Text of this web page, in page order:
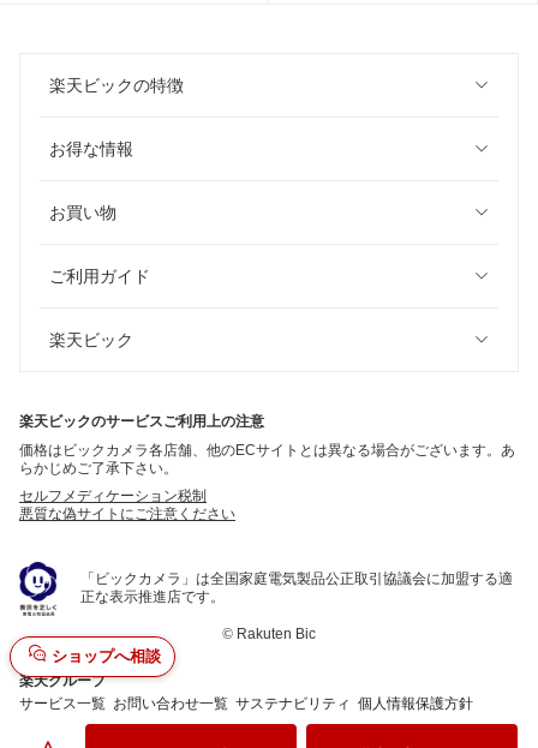
ショップへ相談
楽天ビックの特徴
お得な情報
お買い物
ご利用ガイド
楽天ビック
楽天ビックのサービスご利用上の注意
価格はビックカメラ各店舗、他のECサイトとは異なる場合がございます。あ
らかじめご了承下さい。
セルフメディケーション税制
悪質な偽サイトにご注意ください
「ビックカメラ」は全国家庭電気製品公正取引協議会に加盟する適
正な表示推進店です。
© Rakuten Bic
楽天グループ
サービス一覧 お問い合わせ一覧 サステナビリティ 個人情報保護方針